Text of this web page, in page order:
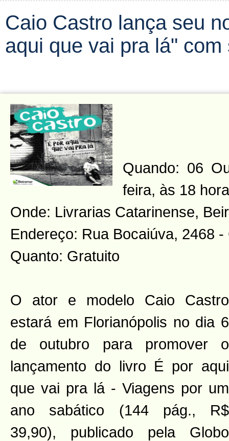
Caio Castro lança seu
aqui que vai pra lá"
Quando: 06
feira, às 18
Onde: Livrarias Catarinense,
Endereço: Rua Bocaiúva, 2468 -
Quanto: Gratuito
O ator e modelo Caio Castro
estará em Florianópolis no dia 6
de outubro para promover o
lançamento do livro É por aqui
que vai pra lá - Viagens por um
ano sabático (144 pág., R$
39,90), publicado pela Globo